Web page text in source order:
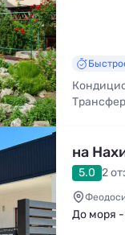
на
5.0 2
До моря -